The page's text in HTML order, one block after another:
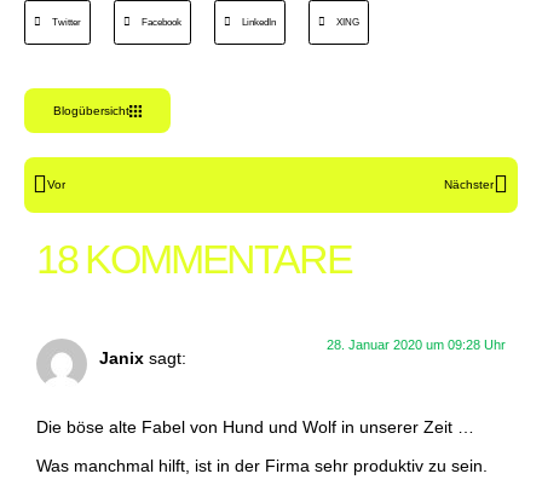
Twitter Facebook LinkedIn XING
Blogübersicht
Vor Nächster
18 KOMMENTARE
Janix sagt:
28. Januar 2020 um 09:28 Uhr
Die böse alte Fabel von Hund und Wolf in unserer Zeit …
Was manchmal hilft, ist in der Firma sehr produktiv zu sein.